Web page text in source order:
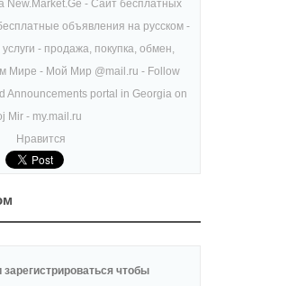
Нравится
чтобы